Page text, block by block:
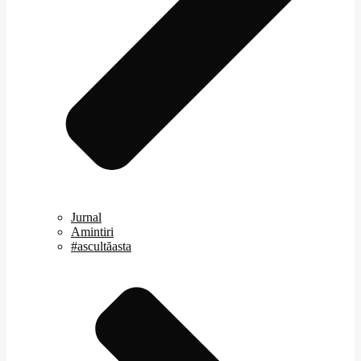
Jurnal
Amintiri
#ascultăasta